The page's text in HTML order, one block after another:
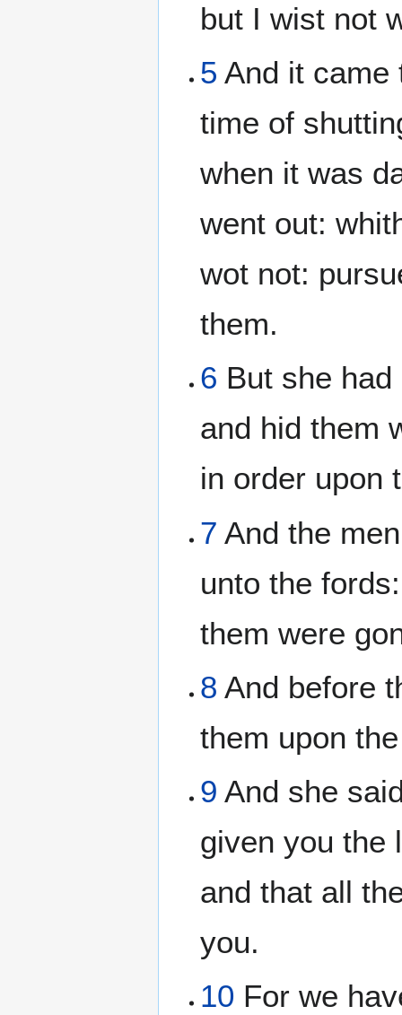
but I wist not
5 And it came
time of
when it was
went out:
wot not:
them.
6 But she
and hid them
in order upon
7 And the
unto the
them were
8 And before
them upon
9 And she
given you the
and that all
you.
10 For we